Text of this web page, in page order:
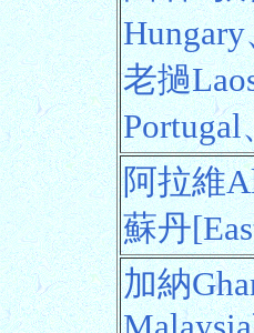
老撾
阿拉維
蘇丹
加納